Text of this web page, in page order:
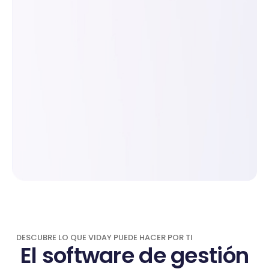
DESCUBRE LO QUE VIDAY PUEDE HACER POR TI
El software de gestión